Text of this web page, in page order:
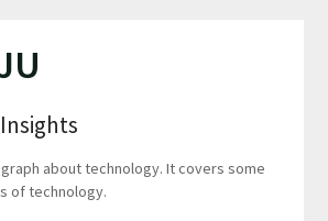
about technology. It covers some
of technology.